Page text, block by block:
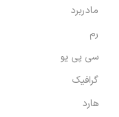
مادربرد
رم
سی پی یو
گرافیک
هارد